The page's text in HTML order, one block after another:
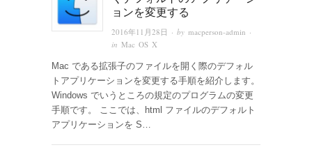
ョンを変更する
2016年11月28日 · bymacperson-admin ·
inMac OS X
Mac である拡張子のファイルを開く際のデフォル
トアプリケーションを変更する手順を紹介します。
Windows でいうところの規定のプログラムの変更
手順です。 ここでは、html ファイルのデフォルト
アプリケーションを S…